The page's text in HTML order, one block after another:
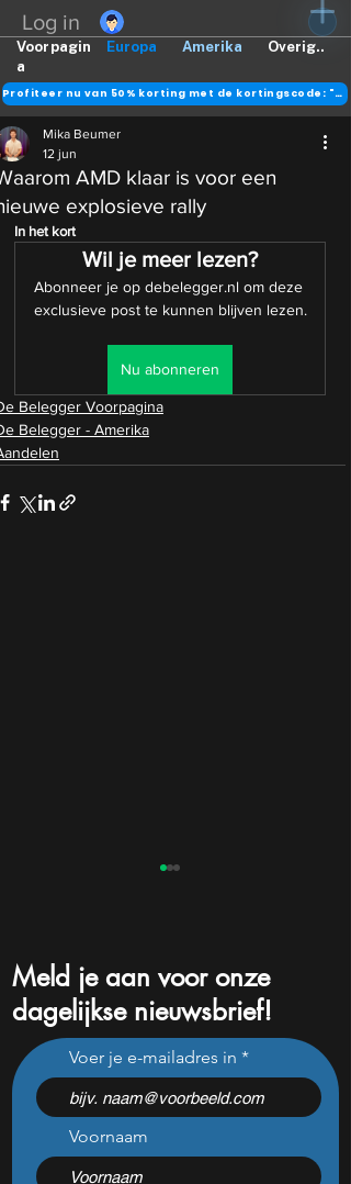
Log in
Europa Amerika Overig..
Voorpagin
a
Profiteer nu van 50% korting met de kortingscode: "DANK"
AMD klaar is voor een
explosieve rally
Mika Beumer
12 jun
In het kort
Wil je meer lezen?
Abonneer je op debelegger.nl om deze
exclusieve post te kunnen blijven lezen.
Nu abonneren
Belegger Voorpagina
Belegger - Amerika
Waarom beleggers nu
massaal deze aandelen
dumpen
Meld je aan voor onze
dagelijkse nieuwsbrief!
Voer je e-mailadres in
Voornaam